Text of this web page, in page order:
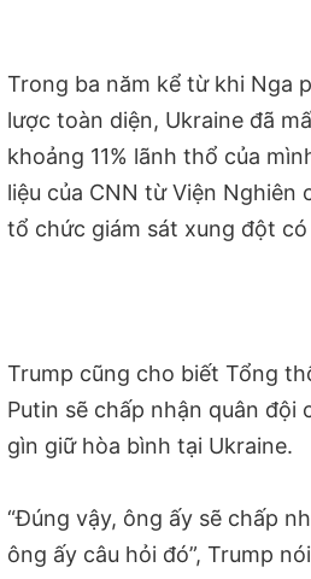
Trong ba năm kể từ khi Nga
lược toàn diện, Ukraine đã
khoảng 11% lãnh thổ của
liệu của CNN từ Viện Nghiên
tổ chức giám sát xung đột có
Trump cũng cho biết Tổng
Putin sẽ chấp nhận quân đội
gìn giữ hòa bình tại Ukraine.
“Đúng vậy, ông ấy sẽ chấp
ông ấy câu hỏi đó”, Trump